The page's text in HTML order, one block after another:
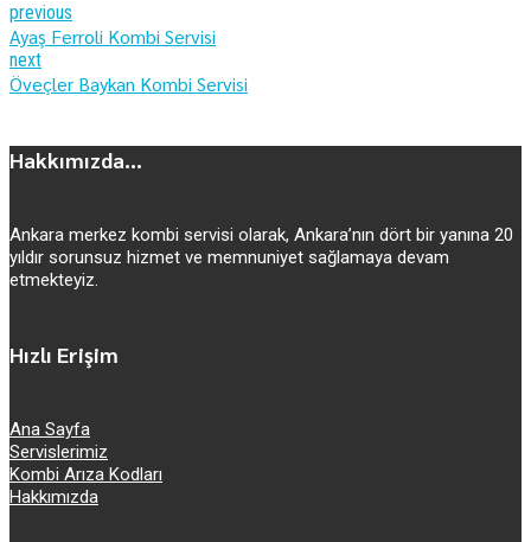
previous
Ayaş Ferroli Kombi Servisi
next
Öveçler Baykan Kombi Servisi
Hakkımızda...
Ankara merkez kombi servisi olarak, Ankara’nın dört bir yanına 20
yıldır sorunsuz hizmet ve memnuniyet sağlamaya devam
etmekteyiz.
Hızlı Erişim
Ana Sayfa
Servislerimiz
Kombi Arıza Kodları
Hakkımızda